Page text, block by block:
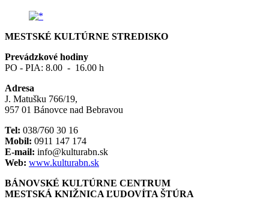
MESTSKÉ KULTÚRNE STREDISKO
Prevádzkové hodiny
PO - PIA: 8.00 - 16.00 h
Adresa
J. Matušku 766/19,
957 01 Bánovce nad Bebravou
Tel: 038/760 30 16
Mobil: 0911 147 174
E-mail: info@kulturabn.sk
Web: www.kulturabn.sk
BÁNOVSKÉ KULTÚRNE CENTRUM
MESTSKÁ KNIŽNICA ĽUDOVÍTA ŠTÚRA